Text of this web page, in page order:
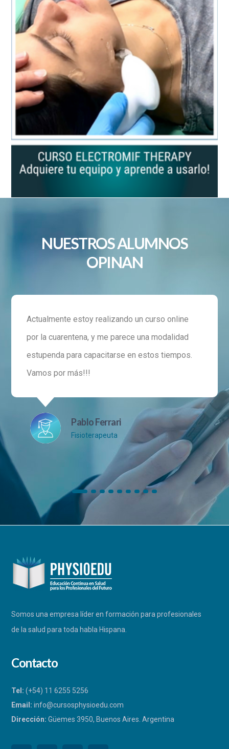
NUESTROS ALUMNOS
OPINAN
Actualmente estoy realizando un curso online
por la cuarentena, y me parece una modalidad
estupenda para capacitarse en estos tiempos.
Vamos por más!!!
Pablo Ferrari
Fisioterapeuta
Somos una empresa líder en formación para profesionales
de la salud para toda habla Hispana.
Contacto
Tel: (+54) 11 6255 5256
Email: info@cursosphysioedu.com
Dirección: Güemes 3950, Buenos Aires. Argentina